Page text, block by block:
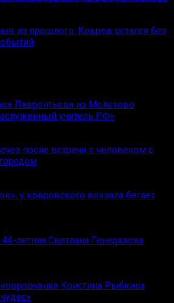
из прошлого: Ковров остался без
Лаврентьева из Мелехово
учитель РФ»
после встречи с человеком с
у ковровского вокзала бегает
летняя Светлана Генералова
Кристина Рыбкина